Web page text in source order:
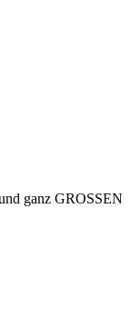
ganz GROSSEN